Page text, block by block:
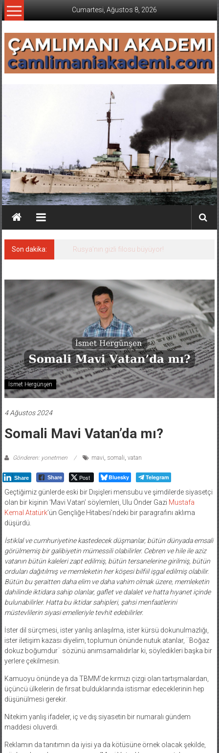
İçeriğe
geç
Cumartesi, Ağustos 8, 2026
Son dakika: Rusya’nın gizli filosu büyüyor!
İsmet Hergünşen
4 Ağustos 2024
Somali Mavi Vatan’da mı?
Gönderen: yonetmen mavi somali vatan
Share Share Post Bluesky Telegram
Geçtiğimiz günlerde eski bir Dışişleri mensubu ve şimdilerde siyasetçi
olan bir kişinin ‘Mavi Vatan’ söylemleri, Ulu Önder Gazi Mustafa
Kemal Atatürk’ün Gençliğe Hitabesi’ndeki bir paragrafını aklıma
düşürdü.
İstiklal ve cumhuriyetine kastedecek düşmanlar, bütün dünyada emsali
görülmemiş bir galibiyetin mümessili olabilirler. Cebren ve hile ile aziz
vatanın bütün kaleleri zapt edilmiş, bütün tersanelerine girilmiş, bütün
orduları dağıtılmış ve memleketin her köşesi bilfiil işgal edilmiş olabilir.
Bütün bu şeraitten daha elim ve daha vahim olmak üzere, memleketin
dahilinde iktidara sahip olanlar, gaflet ve dalalet ve hatta hıyanet içinde
bulunabilirler. Hatta bu iktidar sahipleri, şahsi menfaatlerini
müstevlilerin siyasi emelleriyle tevhit edebilirler.
İster dil sürçmesi, ister yanlış anlaşılma, ister kürsü dokunulmazlığı,
ister iletişim kazası diyelim, toplumun önünde nutuk atanlar, ¨Boğaz
dokuz boğumdur¨ sözünü anımsamalıdırlar ki, söyledikleri başka bir
yerlere çekilmesin.
Kamuoyu önünde ya da TBMM’de kırmızı çizgi olan tartışmalardan,
üçüncü ülkelerin de fırsat bulduklarında istismar edeceklerinin hep
düşünülmesi gerekir.
Nitekim yanlış ifadeler, iç ve dış siyasetin bir numaralı gündem
maddesi oluverdi.
Reklamın da tanıtımın da iyisi ya da kötüsüne örnek olacak şekilde,